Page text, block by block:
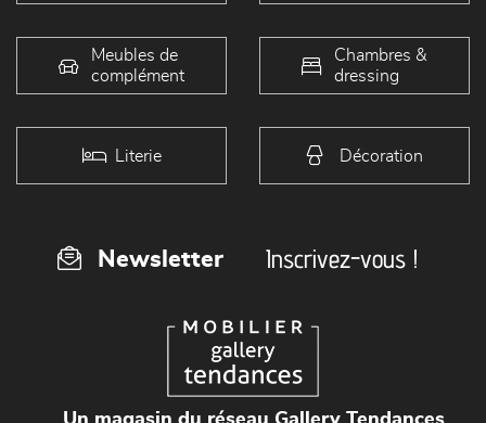
Meubles de
complément
Chambres &
dressing
Literie Décoration
Newsletter Inscrivez-vous !